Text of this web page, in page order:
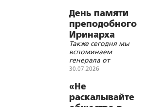
современные
геополитические
вызовы»
День памяти
преподобного
Иринарха
Соловецкого
Также сегодня мы
вспоминаем
генерала от
инфантерии
авиаконструктора
Н.Н.Поликарпова
30.07.2026
«Не
раскалывайте